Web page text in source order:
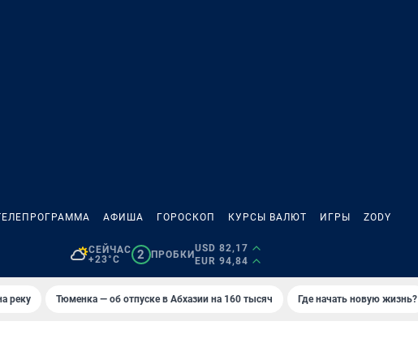
АФИША ГОРОСКОП КУРСЫ ВАЛЮТ ИГРЫ ZODY
СЕЙЧАС
+23°C
2 ПРОБКИ
USD 82,17
EUR 94,84
реку Тюменка — об отпуске в Абхазии на 160 тысяч Где начать новую жизнь?